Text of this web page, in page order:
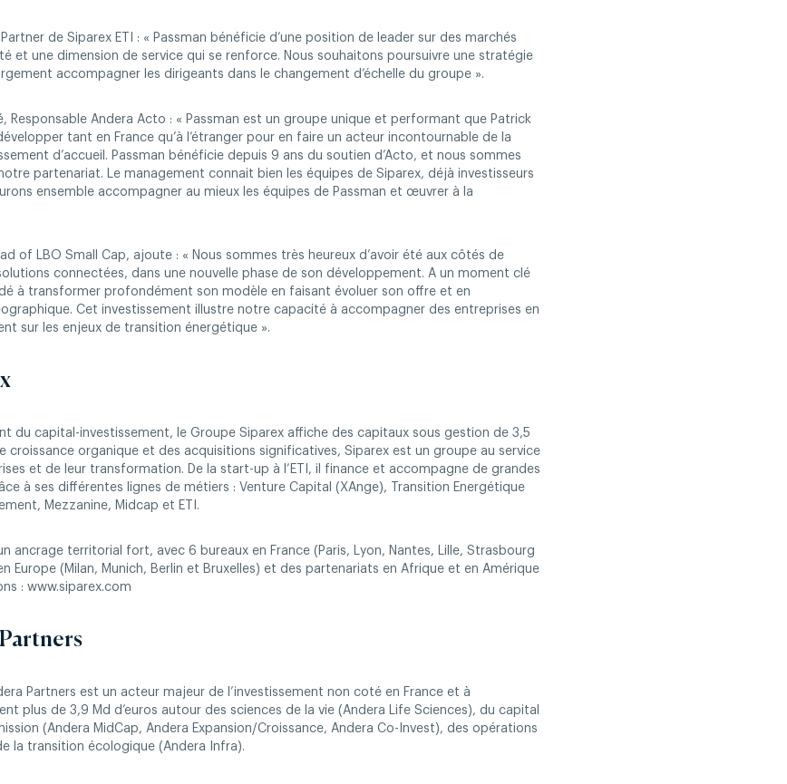
de Siparex ETI : « Passman bénéficie d’une position de leader sur des marchés
et une dimension de service qui se renforce. Nous souhaitons poursuivre une stratégie
accompagner les dirigeants dans le changement d’échelle du groupe ».
Responsable Andera Acto : « Passman est un groupe unique et performant que Patrick
tant en France qu’à l’étranger pour en faire un acteur incontournable de la
d’accueil. Passman bénéficie depuis 9 ans du soutien d’Acto, et nous sommes
partenariat. Le management connait bien les équipes de Siparex, déjà investisseurs
ensemble accompagner au mieux les équipes de Passman et œuvrer à la
of LBO Small Cap, ajoute : « Nous sommes très heureux d’avoir été aux côtés de
connectées, dans une nouvelle phase de son développement. A un moment clé
à transformer profondément son modèle en faisant évoluer son offre et en
Cet investissement illustre notre capacité à accompagner des entreprises en
sur les enjeux de transition énergétique ».
du capital-investissement, le Groupe Siparex affiche des capitaux sous gestion de 3,5
croissance organique et des acquisitions significatives, Siparex est un groupe au service
et de leur transformation. De la start-up à l’ETI, il finance et accompagne de grandes
à ses différentes lignes de métiers : Venture Capital (XAnge), Transition Energétique
Mezzanine, Midcap et ETI.
ancrage territorial fort, avec 6 bureaux en France (Paris, Lyon, Nantes, Lille, Strasbourg
Europe (Milan, Munich, Berlin et Bruxelles) et des partenariats en Afrique et en Amérique
: www.siparex.com
Partners est un acteur majeur de l’investissement non coté en France et à
plus de 3,9 Md d’euros autour des sciences de la vie (Andera Life Sciences), du capital
(Andera MidCap, Andera Expansion/Croissance, Andera Co-Invest), des opérations
la transition écologique (Andera Infra).